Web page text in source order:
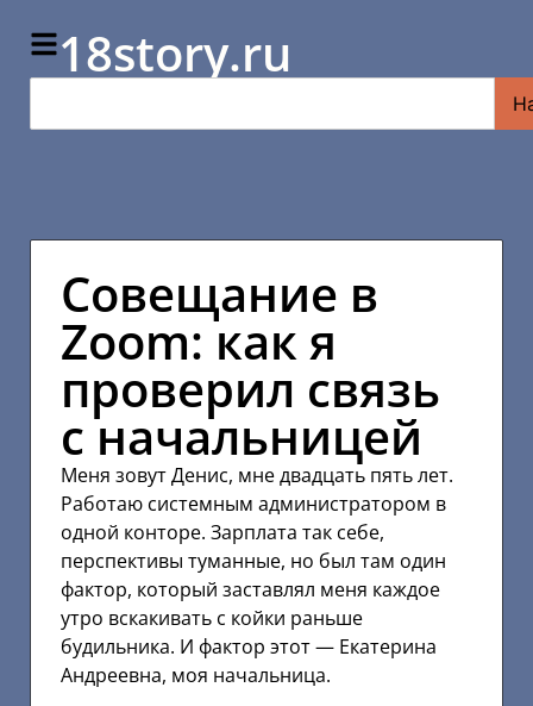
18story.ru
Совещание в
Zoom: как я
проверил связь
с начальницей
Меня зовут Денис, мне двадцать пять лет.
Работаю системным администратором в
одной конторе. Зарплата так себе,
перспективы туманные, но был там один
фактор, который заставлял меня каждое
утро вскакивать с койки раньше
будильника. И фактор этот — Екатерина
Андреевна, моя начальница.